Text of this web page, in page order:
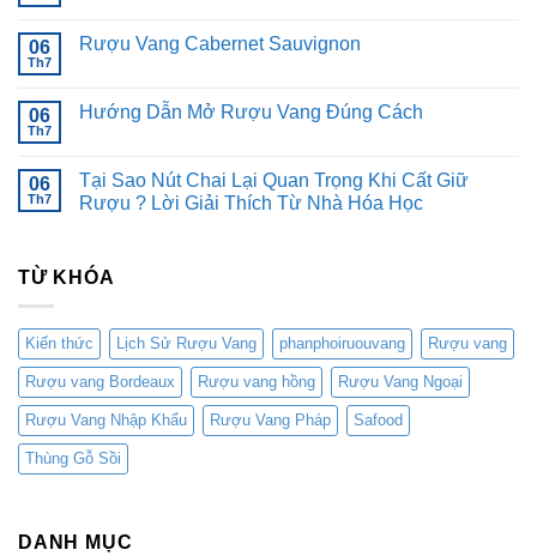
Pinot
Noir
luận
Bordeaux
Blend
06
Th7
Rượu Vang Cabernet Sauvignon
luận
Cabernet
Sauvignon
06
Th7
Hướng Dẫn Mở Rượu Vang Đúng Cách
luận
ở
Hướng
Vang
06
Th7
Tại Sao Nút Chai Lại Quan Trọng Khi Cất Giữ
Rượu ? Lời Giải Thích Từ Nhà Hóa Học
luận
ở
Nút
Chai
Lại
Quan
Trọng
Khi
Cất
Giữ
Rượu
?
Từ
TỪ KHÓA
Kiến thức Lịch Sử Rượu Vang phanphoiruouvang Rượu vang
Rượu vang Bordeaux Rượu vang hồng Rượu Vang Ngoại
Rượu Vang Nhập Khẩu Rượu Vang Pháp Safood
Thùng Gỗ Sồi
DANH MỤC